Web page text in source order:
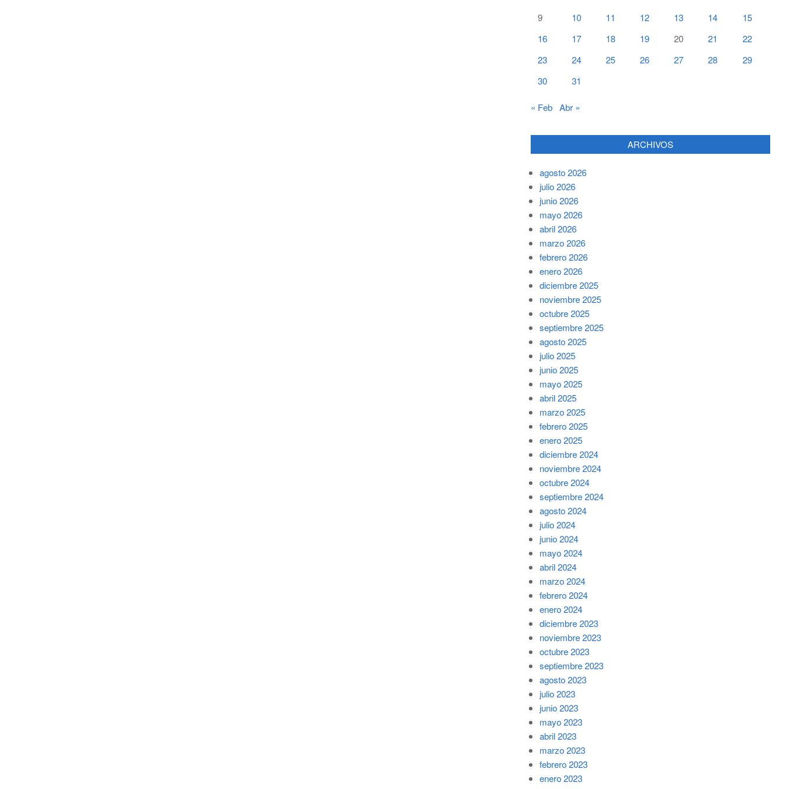
9
10 11 12 13 14
15
16
17 18 19 20 21
22
23
24 25 26 27 28
29
30
31
« Feb Abr »
ARCHIVOS
agosto 2026
julio 2026
junio 2026
mayo 2026
abril 2026
marzo 2026
febrero 2026
enero 2026
diciembre 2025
noviembre 2025
octubre 2025
septiembre 2025
agosto 2025
julio 2025
junio 2025
mayo 2025
abril 2025
marzo 2025
febrero 2025
enero 2025
diciembre 2024
noviembre 2024
octubre 2024
septiembre 2024
agosto 2024
julio 2024
junio 2024
mayo 2024
abril 2024
marzo 2024
febrero 2024
enero 2024
diciembre 2023
noviembre 2023
octubre 2023
septiembre 2023
agosto 2023
julio 2023
junio 2023
mayo 2023
abril 2023
marzo 2023
febrero 2023
enero 2023